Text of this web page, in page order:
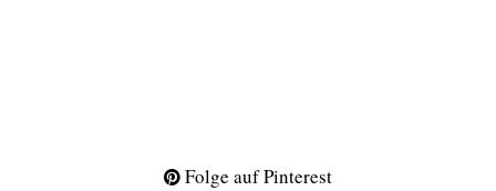
Folge auf Pinterest